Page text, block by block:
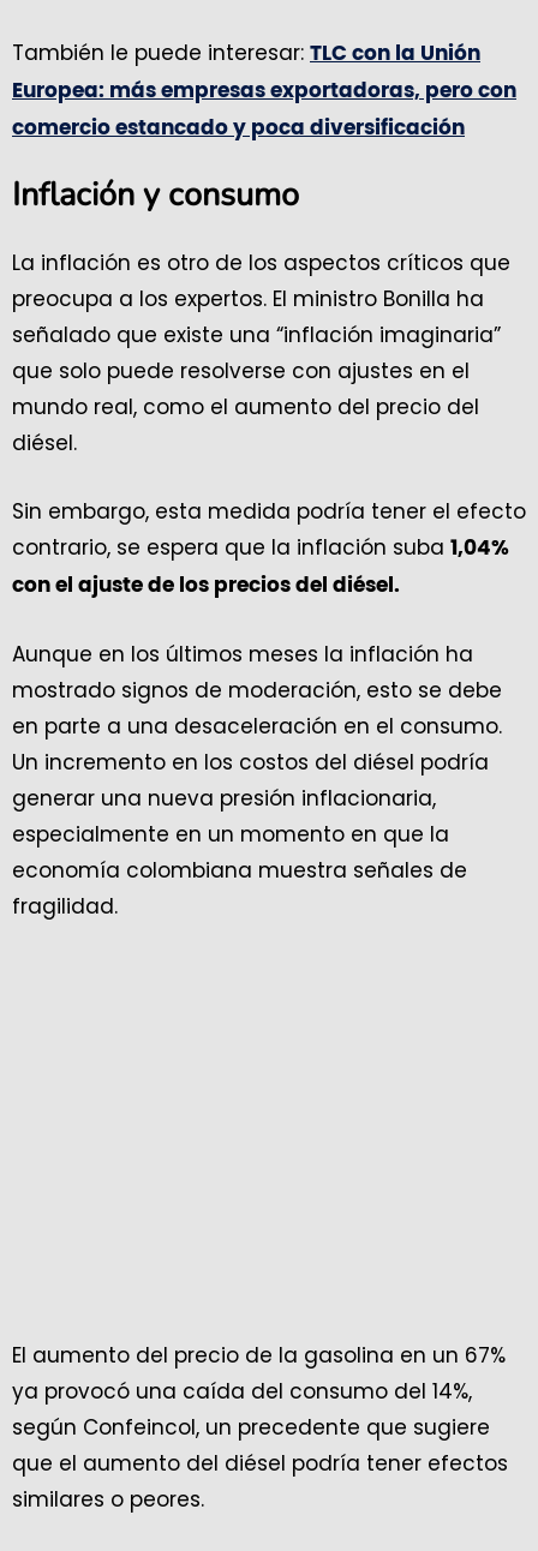
También le puede interesar: TLC con la Unión
Europea: más empresas exportadoras, pero con
comercio estancado y poca diversificación
Inflación y consumo
La inflación es otro de los aspectos críticos que
preocupa a los expertos. El ministro Bonilla ha
señalado que existe una “inflación imaginaria”
que solo puede resolverse con ajustes en el
mundo real, como el aumento del precio del
diésel.
Sin embargo, esta medida podría tener el efecto
contrario, se espera que la inflación suba 1,04%
con el ajuste de los precios del diésel.
Aunque en los últimos meses la inflación ha
mostrado signos de moderación, esto se debe
en parte a una desaceleración en el consumo.
Un incremento en los costos del diésel podría
generar una nueva presión inflacionaria,
especialmente en un momento en que la
economía colombiana muestra señales de
fragilidad.
El aumento del precio de la gasolina en un 67%
ya provocó una caída del consumo del 14%,
según Confeincol, un precedente que sugiere
que el aumento del diésel podría tener efectos
similares o peores.